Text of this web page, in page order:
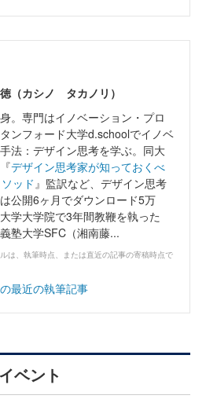
（カシノ タカノリ）
。専門はイノベーション・プロ
ンフォード大学d.schoolでイノベ
法：デザイン思考を学ぶ。同大
デザイン思考家が知っておくべ
ッド 』監訳など、デザイン思考
公開6ヶ月でダウンロード5万
学大学院で3年間教鞭を執った
塾大学SFC（湘南藤...
は、執筆時点、または直近の記事の寄稿時点で
最近の執筆記事
イベント